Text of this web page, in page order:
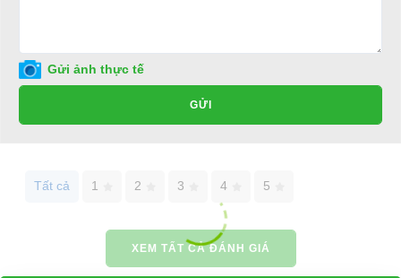
E-mail: phuhuynhkd@gmail.com
Gửi ảnh thực tế
GỬI
Tất cả 1 2 3 4 5
XEM TẤT CẢ ĐÁNH GIÁ